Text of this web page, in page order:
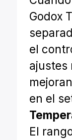
Godox
el
ajustes
en el
El